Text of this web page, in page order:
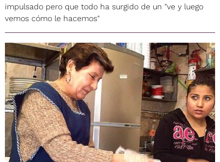
impulsado pero que todo ha surgido de un "ve y luego
vemos cómo le hacemos"